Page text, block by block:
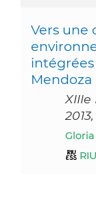
Vers une
intégrées
XIIIe